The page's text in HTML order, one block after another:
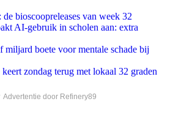
bioscoopreleases van week 32
AI-gebruik in scholen aan: extra
miljard boete voor mentale schade bij
zondag terug met lokaal 32 graden
Advertentie door Refinery89